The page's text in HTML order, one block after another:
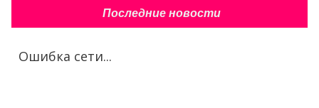
Последние новости
Ошибка сети...